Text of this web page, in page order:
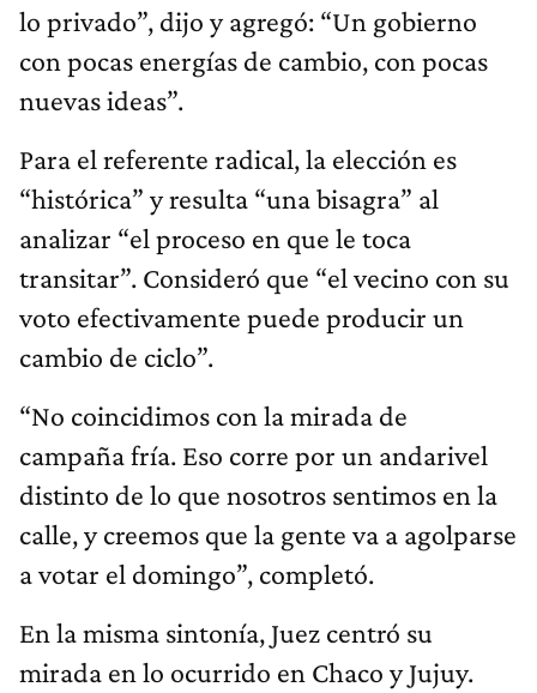
lo privado”, dijo y agregó: “Un gobierno
con pocas energías de cambio, con pocas
nuevas ideas”.
Para el referente radical, la elección es
“histórica” y resulta “una bisagra” al
analizar “el proceso en que le toca
transitar”. Consideró que “el vecino con su
voto efectivamente puede producir un
cambio de ciclo”.
“No coincidimos con la mirada de
campaña fría. Eso corre por un andarivel
distinto de lo que nosotros sentimos en la
calle, y creemos que la gente va a agolparse
a votar el domingo”, completó.
En la misma sintonía, Juez centró su
mirada en lo ocurrido en Chaco y Jujuy.